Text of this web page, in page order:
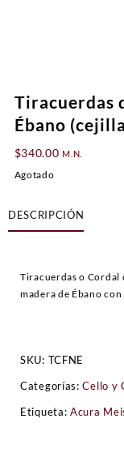
Tiracuerdas
Ébano
$340.00 M.N.
Agotado
DESCRIPCIÓN
Tiracuerdas o Cordal
madera de Ébano
SKU: TCFNE
Categorías:Cello y
Etiqueta:Acura